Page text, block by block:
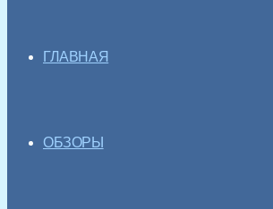
ГЛАВНАЯ
ОБЗОРЫ